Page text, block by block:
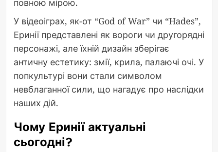
повною мірою.
У відеоіграх, як-от “God of War” чи “Hades”,
Еринії представлені як вороги чи другорядні
персонажі, але їхній дизайн зберігає
античну естетику: змії, крила, палаючі очі. У
попкультурі вони стали символом
невблаганної сили, що нагадує про наслідки
наших дій.
Чому Еринії актуальні
сьогодні?